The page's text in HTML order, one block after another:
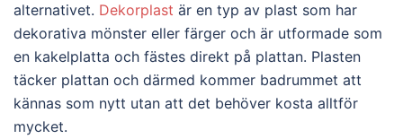
alternativet. Dekorplast är en typ av plast som har
dekorativa mönster eller färger och är utformade som
en kakelplatta och fästes direkt på plattan. Plasten
täcker plattan och därmed kommer badrummet att
kännas som nytt utan att det behöver kosta alltför
mycket.